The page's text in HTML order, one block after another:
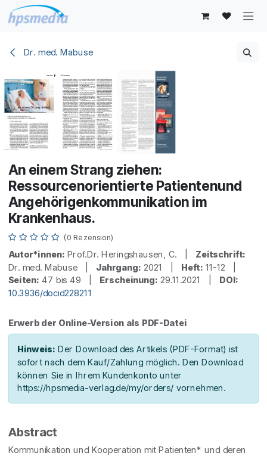
Zum Inhalt springen
Dr. med. Mabuse
An einem Strang ziehen:
Ressourcenorientierte Patientenund
Angehörigenkommunikation im
Krankenhaus.
(0 Rezension)
Autor*innen: Prof.Dr. Heringshausen, C. | Zeitschrift:
Dr. med. Mabuse | Jahrgang: 2021 | Heft: 11-12 |
Seiten: 47 bis 49 | Erscheinung: 29.11.2021 | DOI:
10.3936/docid228211
Erwerb der Online-Version als PDF-Datei
Hinweis: Der Download des Artikels (PDF-Format) ist
sofort nach dem Kauf/Zahlung möglich. Den Download
können Sie in Ihrem Kundenkonto unter
https://hpsmedia-verlag.de/my/orders/ vornehmen.
Abstract
Kommunikation und Kooperation mit Patienten* und deren